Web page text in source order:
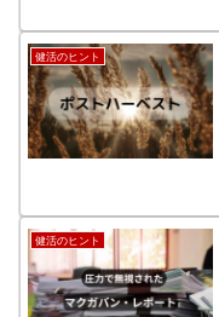
健活のヒント
健活のヒント